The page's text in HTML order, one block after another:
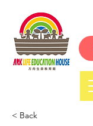
< Back